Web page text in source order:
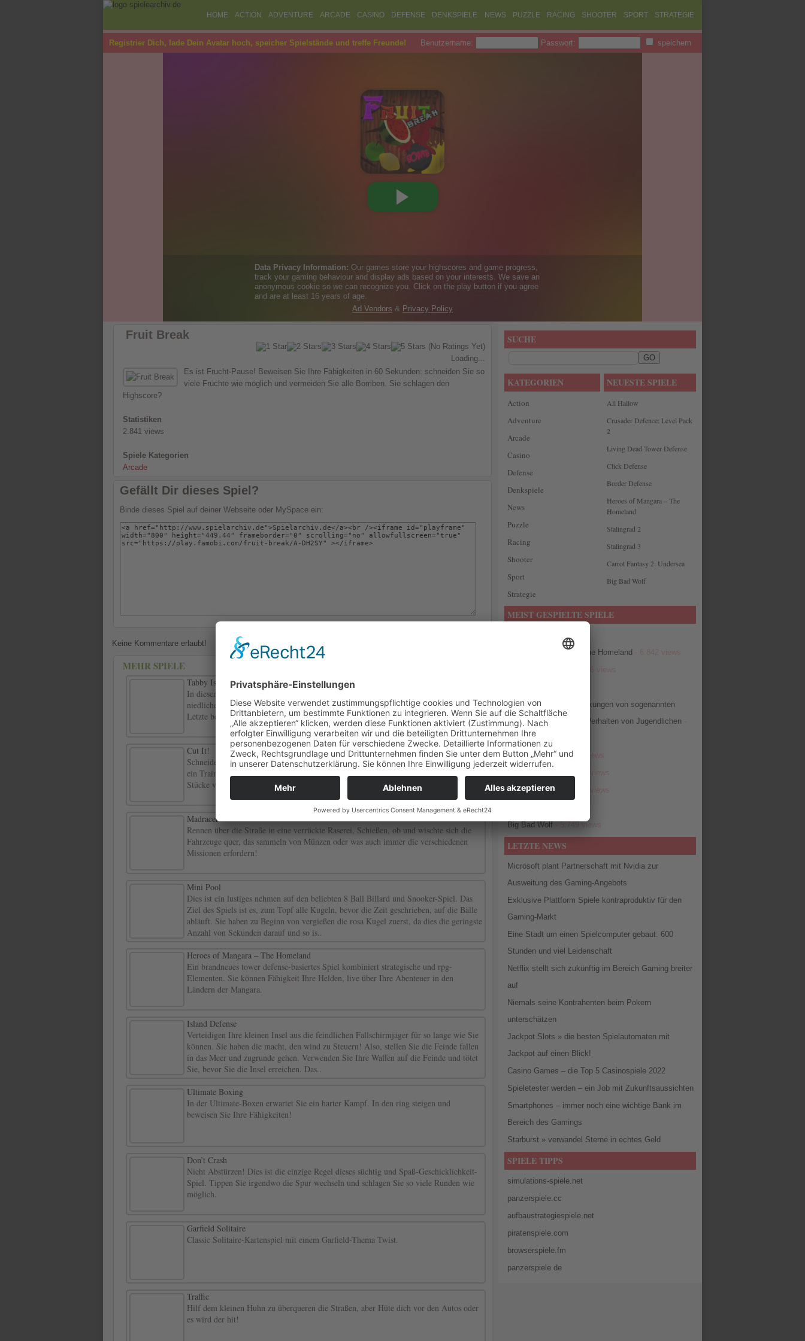
HOME ACTION ADVENTURE ARCADE CASINO DEFENSE DENKSPIELE NEWS PUZZLE RACING SHOOTER SPORT STRATEGIE
Registrier Dich, lade Dein Avatar hoch, speicher Spielstände und treffe Freunde! Benutzername: Passwort: speichern
Fruit Break
(No Ratings Yet)
Loading...
Es ist Frucht-Pause! Beweisen Sie Ihre Fähigkeiten in 60 Sekunden: schneiden Sie so
viele Früchte wie möglich und vermeiden Sie alle Bomben. Sie schlagen den
Highscore?
Statistiken
2.841 views
Spiele Kategorien
Arcade
Gefällt Dir dieses Spiel?
Binde dieses Spiel auf deiner Webseite oder MySpace ein:
Keine Kommentare erlaubt!
MEHR SPIELE
Tabby Island
In dieser entzückenden match3-Spiel Ihre Aufgabe ist es zu kombinieren, so viele
niedliche Kätzchen wie möglich. Jedes mal, wenn Sie mit mehr als 3 Jungtiere, die
Letzte bekommt man super Kräfte! Ab zum nächsten Abenteuer auf Tabby Island!
Cut It!
Schneiden Sie Es! ist das perfekte puzzle-Spiel für alle, die gern geben Ihrem Gehirn
ein Training! Verwenden Sie Ihre logischen Fähigkeiten, und schneiden das Holz in
Stücke von gleicher Größe. Meistern Sie alle Ebenen und sammeln Sie alle Sterne!
Madracer
Rennen über die Straße in eine verrückte Raserei, Schießen, ob und wischte sich die
Fahrzeuge quer, das sammeln von Münzen oder was auch immer die verschiedenen
Missionen erfordern!
Mini Pool
Dies ist ein lustiges nehmen auf den beliebten 8 Ball Billard und Snooker-Spiel. Das
Ziel des Spiels ist es, zum Topf alle Kugeln, bevor die Zeit geschrieben, auf die Bälle
abläuft. Sie haben zu Beginn von vergießen die rosa Kugel zuerst, da dies die geringste
Anzahl von Sekunden darauf und so is..
Heroes of Mangara – The Homeland
Ein brandneues tower defense-basiertes Spiel kombiniert strategische und rpg-
Elementen. Sie können Fähigkeit Ihre Helden, live über Ihre Abenteuer in den
Ländern der Mangara.
Island Defense
Verteidigen Ihre kleinen Insel aus die feindlichen Fallschirmjäger für so lange wie Sie
können. Sie haben die macht, den wind zu Steuern! Also, stellen Sie die Feinde fallen
in das Meer und zugrunde gehen. Verwenden Sie Ihre Waffen auf die Feinde und tötet
Sie, bevor Sie die Insel erreichen. Das..
Ultimate Boxing
In der Ultimate-Boxen erwartet Sie ein harter Kampf. In den ring steigen und
beweisen Sie Ihre Fähigkeiten!
Don’t Crash
Nicht Abstürzen! Dies ist die einzige Regel dieses süchtig und Spaß-Geschicklichkeit-
Spiel. Tippen Sie irgendwo die Spur wechseln und schlagen Sie so viele Runden wie
möglich.
Garfield Solitaire
Classic Solitaire-Kartenspiel mit einem Garfield-Thema Twist.
Traffic
Hilf dem kleinen Huhn zu überqueren die Straßen, aber Hüte dich vor den Autos oder
es wird der hit!
SUCHE
NEUESTE SPIELE
All Hallow
Crusader Defence: Level Pack
2
Living Dead Tower Defense
Click Defense
Border Defense
Heroes of Mangara – The
Homeland
Stalingrad 2
Stalingrad 3
Carrot Fantasy 2: Undersea
Big Bad Wolf
KATEGORIEN
Action
Adventure
Arcade
Casino
Defense
Denkspiele
News
Puzzle
Racing
Shooter
Sport
Strategie
MEIST GESPIELTE SPIELE
Heroes of Mangara – The Homeland
Keine negativen Auswirkungen von sogenannten
Gewaltspielen auf das Verhalten von Jugendlichen
6.367 views
Click Defense- 6.291 views
Superhero Quiz
Big Bad Wolf
LETZTE NEWS
Microsoft plant Partnerschaft mit Nvidia zur
Ausweitung des Gaming-Angebots
Exklusive Plattform Spiele kontraproduktiv für den
Gaming-Markt
Eine Stadt um einen Spielcomputer gebaut: 600
Stunden und viel Leidenschaft
Netflix stellt sich zukünftig im Bereich Gaming breiter
auf
Niemals seine Kontrahenten beim Pokern
unterschätzen
Jackpot Slots » die besten Spielautomaten mit
Jackpot auf einen Blick!
Casino Games – die Top 5 Casinospiele 2022
Spieletester werden – ein Job mit Zukunftsaussichten
Smartphones – immer noch eine wichtige Bank im
Bereich des Gamings
Starburst » verwandel Sterne in echtes Geld
SPIELE TIPPS
simulations-spiele.net
panzerspiele.cc
aufbaustrategiespiele.net
piratenspiele.com
browserspiele.fm
panzerspiele.de